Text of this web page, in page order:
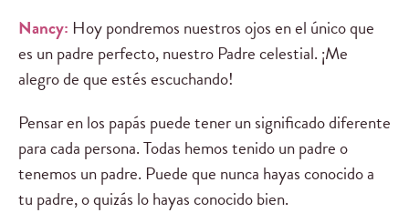
Nancy: Hoy pondremos nuestros ojos en el único que
es un padre perfecto, nuestro Padre celestial. ¡Me
alegro de que estés escuchando!
Pensar en los papás puede tener un significado diferente
para cada persona. Todas hemos tenido un padre o
tenemos un padre. Puede que nunca hayas conocido a
tu padre, o quizás lo hayas conocido bien.